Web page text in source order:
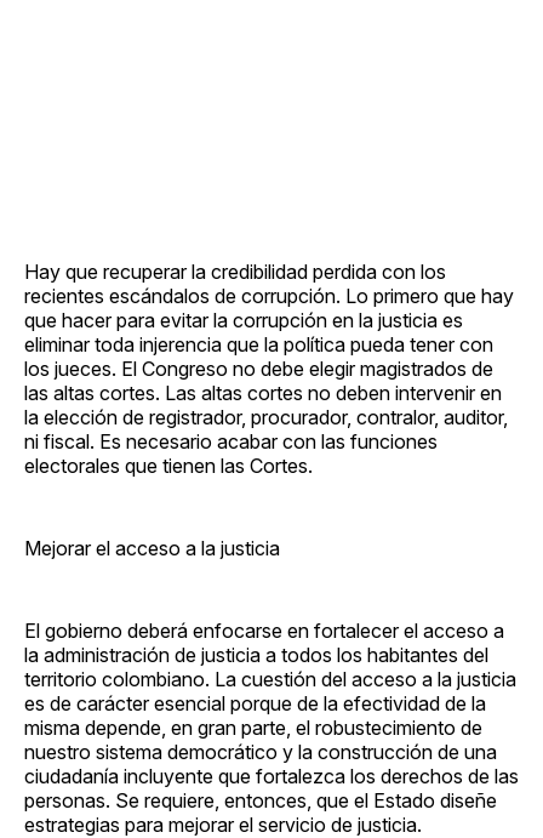
Hay que recuperar la credibilidad perdida con los
recientes escándalos de corrupción. Lo primero que hay
que hacer para evitar la corrupción en la justicia es
eliminar toda injerencia que la política pueda tener con
los jueces. El Congreso no debe elegir magistrados de
las altas cortes. Las altas cortes no deben intervenir en
la elección de registrador, procurador, contralor, auditor,
ni fiscal. Es necesario acabar con las funciones
electorales que tienen las Cortes.
Mejorar el acceso a la justicia
El gobierno deberá enfocarse en fortalecer el acceso a
la administración de justicia a todos los habitantes del
territorio colombiano. La cuestión del acceso a la justicia
es de carácter esencial porque de la efectividad de la
misma depende, en gran parte, el robustecimiento de
nuestro sistema democrático y la construcción de una
ciudadanía incluyente que fortalezca los derechos de las
personas. Se requiere, entonces, que el Estado diseñe
estrategias para mejorar el servicio de justicia.